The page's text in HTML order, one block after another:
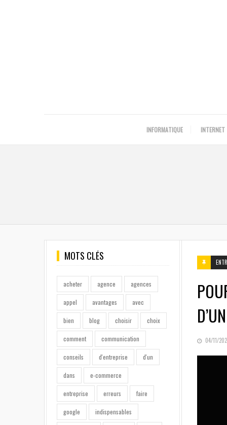
INFORMATIQUE INTERNET
MOTS CLÉS
acheter agence agences
appel avantages avec
bien blog choisir choix
comment communication
conseils d'entreprise d'un
dans e-commerce
entreprise erreurs faire
google indispensables
POSTED
04/11/